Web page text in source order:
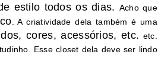
estilo todos os dias. Acho que
. A criatividade dela também é uma
cores, acessórios, etc. etc.
Esse closet dela deve ser lindo